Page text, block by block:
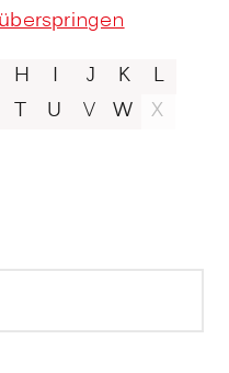
H I J K
L
T U V W
X